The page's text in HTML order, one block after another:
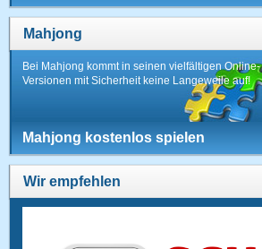
Mahjong
Bei Mahjong kommt in seinen vielfältigen Online-
Versionen mit Sicherheit keine Langeweile auf!
Mahjong kostenlos spielen
Wir empfehlen